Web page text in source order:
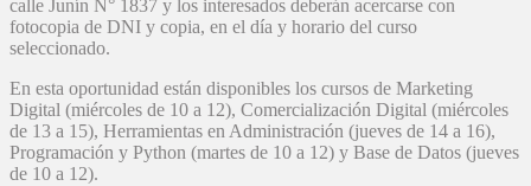
calle Junín N° 1837 y los interesados deberán acercarse con
fotocopia de DNI y copia, en el día y horario del curso
seleccionado.
En esta oportunidad están disponibles los cursos de Marketing
Digital (miércoles de 10 a 12), Comercialización Digital (miércoles
de 13 a 15), Herramientas en Administración (jueves de 14 a 16),
Programación y Python (martes de 10 a 12) y Base de Datos (jueves
de 10 a 12).